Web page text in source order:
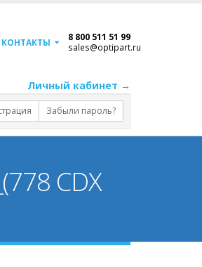
КОНТАКТЫ 8 800 511 51 99
sales@optipart.ru
Личный кабинет →
Забыли пароль?
CDX